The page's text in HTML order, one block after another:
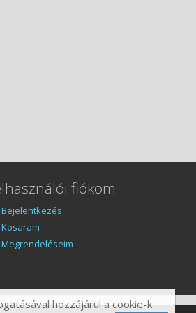
fiókom
Bejelentkezés
Kosaram
Megrendeléseim
hozzájárul a cookie-k